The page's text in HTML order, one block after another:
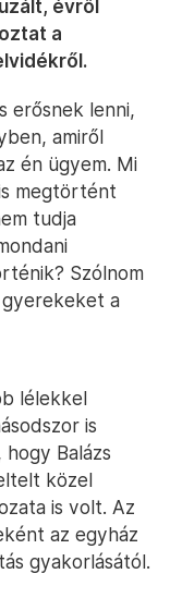
évről
a
erősnek lenni,
amiről
én ügyem. Mi
megtörtént
tudja
Szólnom
a
lélekkel
is
Balázs
közel
is volt. Az
az egyház
gyakorlásától.